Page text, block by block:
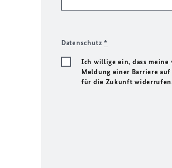
Datenschutz*
Ich willige ein, dass meine
Meldung einer Barriere
für die Zukunft widerrufen.